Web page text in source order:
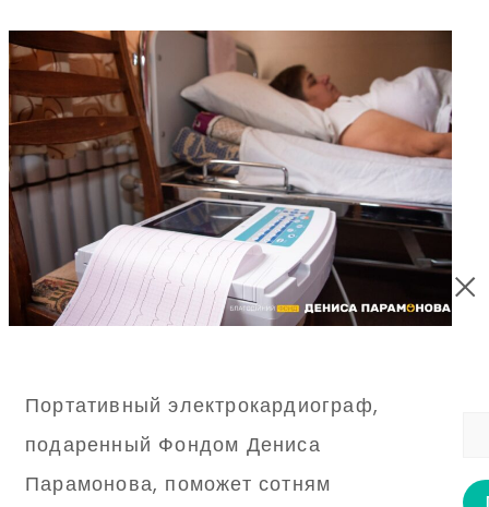
Портативный электрокардиограф,
подаренный Фондом Дениса
Парамонова, поможет сотням